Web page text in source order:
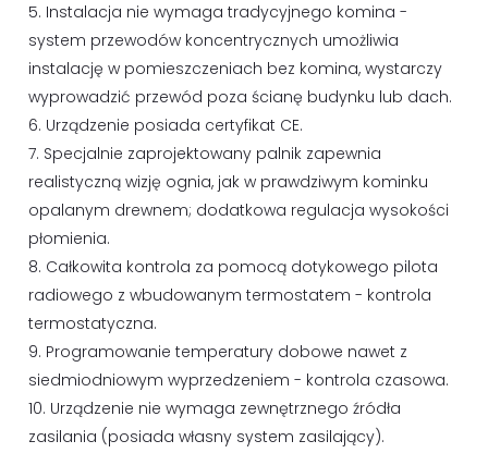
5. Instalacja nie wymaga tradycyjnego komina -
system przewodów koncentrycznych umożliwia
instalację w pomieszczeniach bez komina, wystarczy
wyprowadzić przewód poza ścianę budynku lub dach.
6. Urządzenie posiada certyfikat CE.
7. Specjalnie zaprojektowany palnik zapewnia
realistyczną wizję ognia, jak w prawdziwym kominku
opalanym drewnem; dodatkowa regulacja wysokości
płomienia.
8. Całkowita kontrola za pomocą dotykowego pilota
radiowego z wbudowanym termostatem - kontrola
termostatyczna.
9. Programowanie temperatury dobowe nawet z
siedmiodniowym wyprzedzeniem - kontrola czasowa.
10. Urządzenie nie wymaga zewnętrznego źródła
zasilania (posiada własny system zasilający).